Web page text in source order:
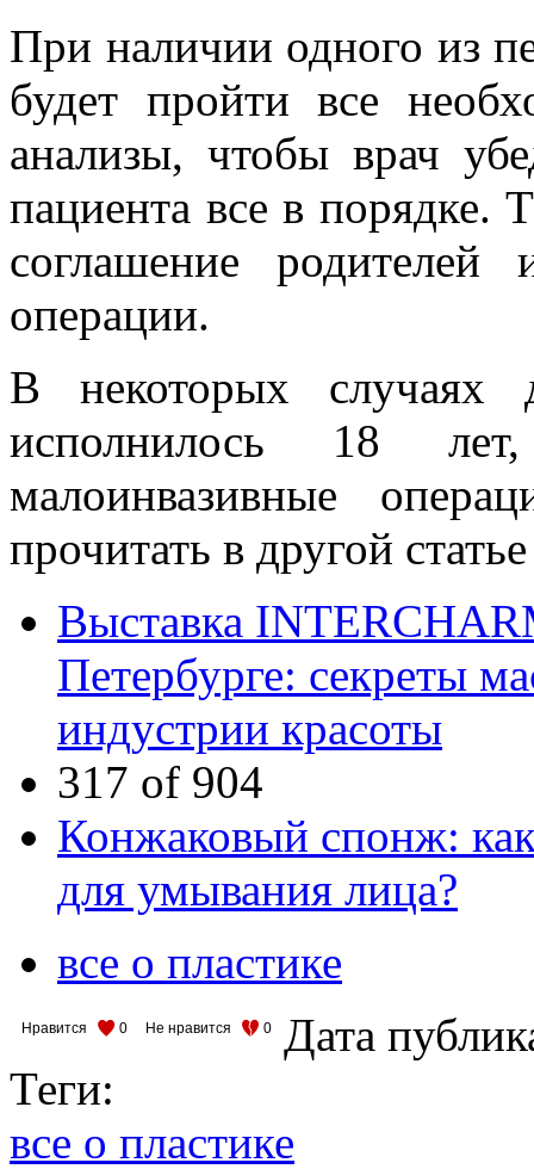
При наличии одного из
будет пройти все
анализы, чтобы врач
пациента все в порядке.
соглашение
операции.
В некоторых
исполнилось 18
малоинвазивные
прочитать в другой
Выставка
Петербурге: секреты
индустрии красоты
317 of 904
Конжаковый спонж: как
для умывания лица?
все о пластике
Нравится 0 Не нравится 0
Дата
Теги:
все о пластике